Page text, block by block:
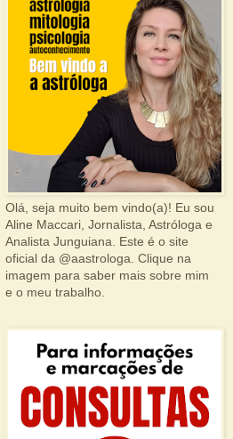
Olá, seja muito bem vindo(a)! Eu sou
Aline Maccari, Jornalista, Astróloga e
Analista Junguiana. Este é o site
oficial da @aastrologa. Clique na
imagem para saber mais sobre mim
e o meu trabalho.